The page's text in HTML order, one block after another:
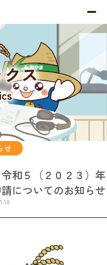
ス
せ
和５（２０２３）年
についてのお知らせ